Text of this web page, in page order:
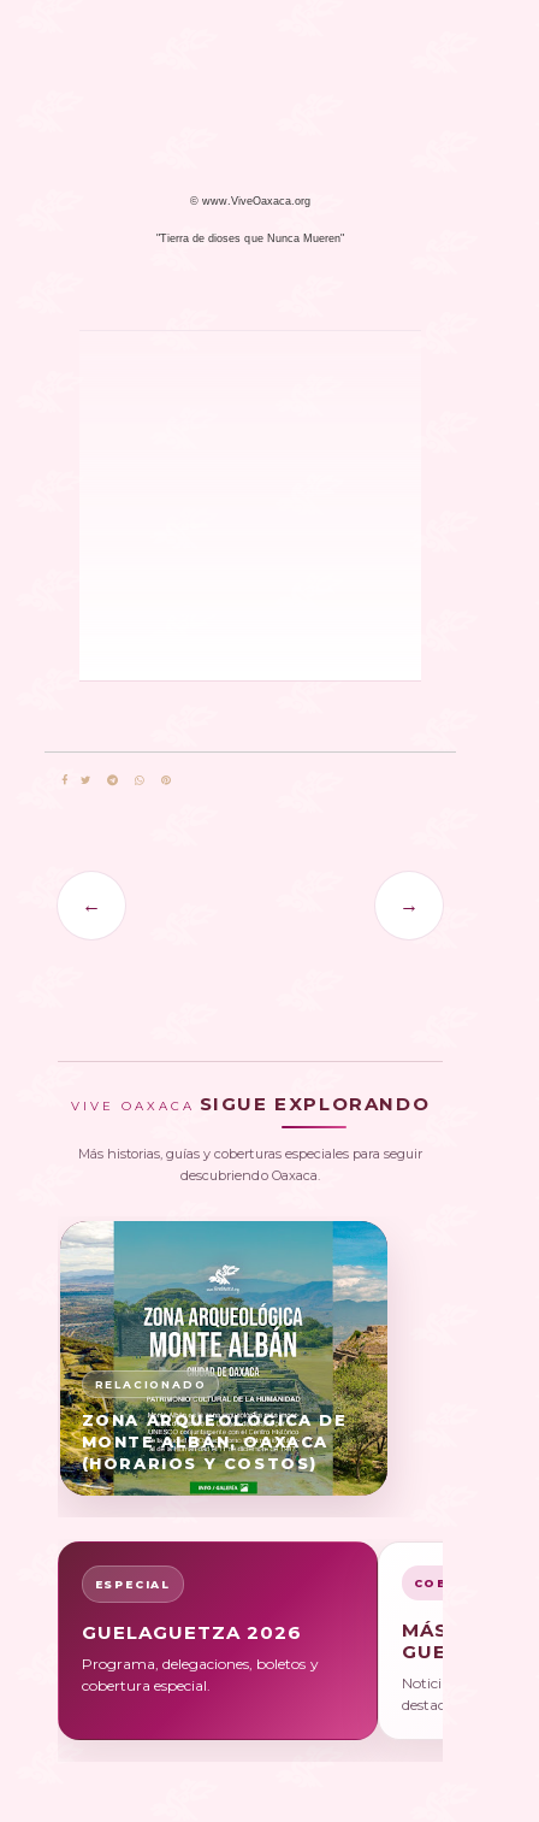
© www.ViveOaxaca.org
"Tierra de dioses que Nunca Mueren"
← →
VIVE OAXACA SIGUE EXPLORANDO
Más historias, guías y coberturas especiales para seguir
descubriendo Oaxaca.
ZONA ARQUEOLÓGICA DE
MONTE ALBÁN, OAXACA
(HORARIOS Y COSTOS)
ESPECIAL
GUELAGUETZA 2026
Programa, delegaciones, boletos y
cobertura especial.
COBERTURA
MÁS SOBRE
Noticias, galerías y
destacadas.